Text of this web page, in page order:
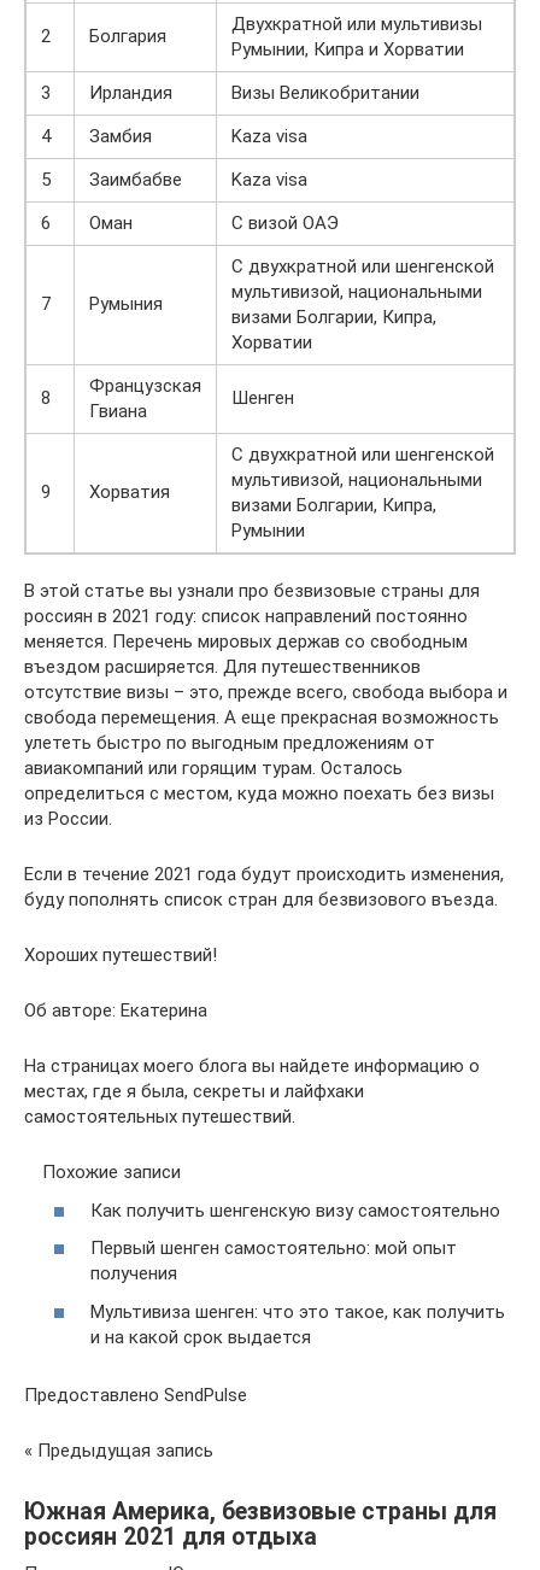
2 Болгария
Двухкратной или мультивизы
Румынии, Кипра и Хорватии
3
Ирландия
Визы Великобритании
4
Замбия
Kaza visa
5
Заимбабве
Kaza visa
6
Оман С визой ОАЭ
7 Румыния
С двухкратной или шенгенской
мультивизой, национальными
визами Болгарии, Кипра,
Хорватии
8
Французская
Гвиана
Шенген
9 Хорватия
С двухкратной или шенгенской
мультивизой, национальными
визами Болгарии, Кипра,
Румынии
В этой статье вы узнали про безвизовые страны для
россиян в 2021 году: список направлений постоянно
меняется. Перечень мировых держав со свободным
въездом расширяется. Для путешественников
отсутствие визы – это, прежде всего, свобода выбора и
свобода перемещения. А еще прекрасная возможность
улететь быстро по выгодным предложениям от
авиакомпаний или горящим турам. Осталось
определиться с местом, куда можно поехать без визы
из России.
Если в течение 2021 года будут происходить изменения,
буду пополнять список стран для безвизового въезда.
Хороших путешествий!
Об авторе: Екатерина
На страницах моего блога вы найдете информацию о
местах, где я была, секреты и лайфхаки
самостоятельных путешествий.
Похожие записи
Как получить шенгенскую визу самостоятельно
Первый шенген самостоятельно: мой опыт
получения
Мультивиза шенген: что это такое, как получить
и на какой срок выдается
Предоставлено SendPulse
« Предыдущая запись
Южная Америка, безвизовые страны для
россиян 2021 для отдыха